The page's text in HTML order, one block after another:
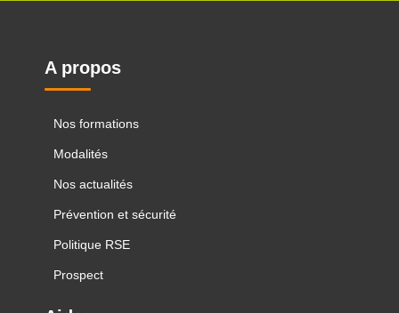
A propos
Nos formations
Modalités
Nos actualités
Prévention et sécurité
Politique RSE
Prospect